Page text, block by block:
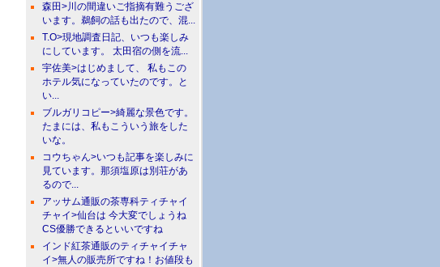
森田>川の間違いご指摘有難うござ
います。鵜飼の話も出たので、混...
T.O>現地調査日記、いつも楽しみ
にしています。 太田宿の側を流...
宇佐美>はじめまして、 私もこの
ホテル気になっていたのです。と
い...
ブルガリコピー>綺麗な景色です。
たまには、私もこういう旅をした
いな。
コウちゃん>いつも記事を楽しみに
見ています。那須塩原は別荘があ
るので...
アッサム通販の茶専科ティチャイ
チャイ>仙台は 今大変でしょうね
CS優勝できるといいですね
インド紅茶通販のティチャイチャ
イ>無人の販売所ですね！お値段も